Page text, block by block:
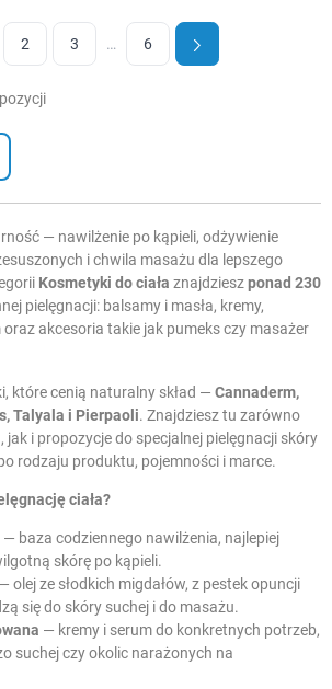
2 3 … 6
— nawilżenie po kąpieli, odżywienie
i chwila masażu dla lepszego
Kosmetyki do ciała znajdzieszponad 230
pielęgnacji: balsamy i masła, kremy,
oraz akcesoria takie jak pumeks czy masażer
które cenią naturalny skład — Cannaderm,
Talyala i Pierpaoli. Znajdziesz tu zarówno
jak i propozycje do specjalnej pielęgnacji skóry
rodzaju produktu, pojemności i marce.
ciała?
— baza codziennego nawilżenia, najlepiej
skórę po kąpieli.
— olej ze słodkich migdałów, z pestek opuncji
się do skóry suchej i do masażu.
— kremy i serum do konkretnych potrzeb,
suchej czy okolic narażonych na